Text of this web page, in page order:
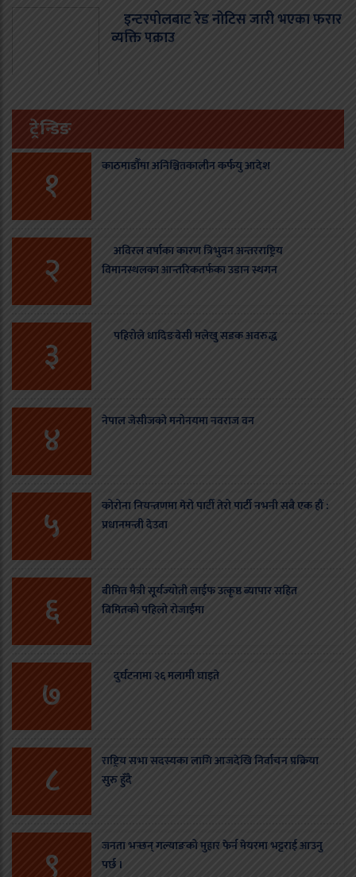
इन्टरपोलबाट रेड नोटिस जारी भएका फरार
व्यक्ति पक्राउ
ट्रेन्डिङ
१ काठमाडौँमा अनिश्चितकालीन कर्फयु आदेश
२
अविरल वर्षाका कारण त्रिभुवन अन्तरराष्ट्रिय
विमानस्थलका आन्तरिकतर्फका उडान स्थगन
३ पहिरोले धादिङबेसी मलेखु सडक अवरुद्ध
४ नेपाल जेसीजको मनोनयमा नवराज वन
५
कोरोना नियन्त्रणमा मेरो पार्टी तेरो पार्टी नभनी सबै एक हौं :
प्रधानमन्त्री देउवा
६
बीमित मैत्री सूर्यज्योती लाईफ उत्कृष्ठ ब्यापार सहित
बिमितको पहिलो रोजाईमा
७ दुर्घटनामा २६ मलामी घाइते
८
राष्ट्रिय सभा सदस्यका लागि आजदेखि निर्वाचन प्रक्रिया
सुरु हुँदै
९
जनता भन्छन् गल्याङको मुहार फेर्न मेयरमा भट्टराई आउनु
पर्छ ।